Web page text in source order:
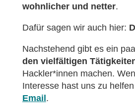
wohnlicher und netter.
Dafür sagen wir auch hier:
Nachstehend gibt es ein
den vielfältigen
Hackler*innen machen.
Interesse hast uns zu helfen
Email .